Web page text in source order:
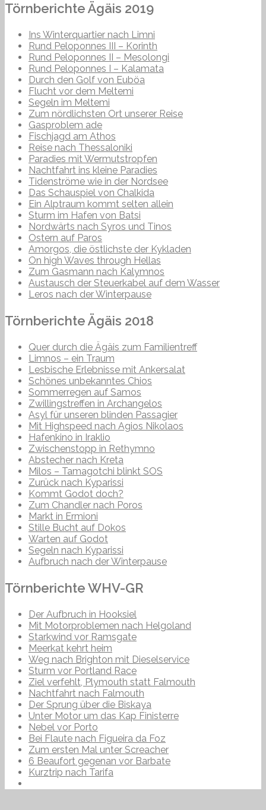
Törnberichte Ägäis 2019
Ins Winterquartier nach Limni
Rund Peloponnes III – Korinth
Rund Peloponnes II – Mesolongi
Rund Peloponnes I – Kalamata
Durch den Golf von Euböa
Flucht vor dem Meltemi
Segeln im Meltemi
Zum nördlichsten Ort unserer Reise
Gasproblem ade
Fischjagd am Athos
Reise nach Thessaloniki
Paradies mit Wermutstropfen
Nachtfahrt ins kleine Paradies
Tidenströme wie in der Nordsee
Das Schauspiel von Chalkida
Ein Alptraum kommt selten allein
Sturm im Hafen von Batsi
Nordwärts nach Syros und Tinos
Ostern auf Paros
Amorgos, die östlichste der Kykladen
On high Waves through Hellas
Zum Gasmann nach Kalymnos
Austausch der Steuerkabel auf dem Wasser
Leros nach der Winterpause
Törnberichte Ägäis 2018
Quer durch die Ägäis zum Familientreff
Limnos – ein Traum
Lesbische Erlebnisse mit Ankersalat
Schönes unbekanntes Chios
Sommerregen auf Samos
Zwillingstreffen in Archangelos
Asyl für unseren blinden Passagier
Mit Highspeed nach Agios Nikolaos
Hafenkino in Iraklio
Zwischenstopp in Rethymno
Abstecher nach Kreta
Milos – Tamagotchi blinkt SOS
Zurück nach Kyparissi
Kommt Godot doch?
Zum Chandler nach Poros
Markt in Ermioni
Stille Bucht auf Dokos
Warten auf Godot
Segeln nach Kyparissi
Aufbruch nach der Winterpause
Törnberichte WHV-GR
Der Aufbruch in Hooksiel
Mit Motorproblemen nach Helgoland
Starkwind vor Ramsgate
Meerkat kehrt heim
Weg nach Brighton mit Dieselservice
Sturm vor Portland Race
Ziel verfehlt, Plymouth statt Falmouth
Nachtfahrt nach Falmouth
Der Sprung über die Biskaya
Unter Motor um das Kap Finisterre
Nebel vor Porto
Bei Flaute nach Figueira da Foz
Zum ersten Mal unter Screacher
6 Beaufort gegenan vor Barbate
Kurztrip nach Tarifa